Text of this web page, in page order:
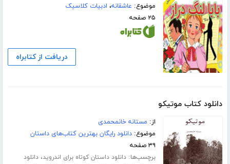
موضوع: عاشقانه، ادبیات کلاسیک
۲۵ صفحه
دریافت از کتابراه
دانلود کتاب موتیکو
از: مستانه خانمحمدی
موضوع:دانلود رایگان بهترین کتاب‌های داستان
۳۹ صفحه
برچسب‌ها:دانلود داستان کوتاه برای اندروید،دانلود